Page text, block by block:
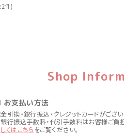
次
件)
Shop
支払い方法
引換・銀行振込・クレジットカードがござい
行振込手数料・代引手数料はお客様ご負担
くはこちら をご覧ください。